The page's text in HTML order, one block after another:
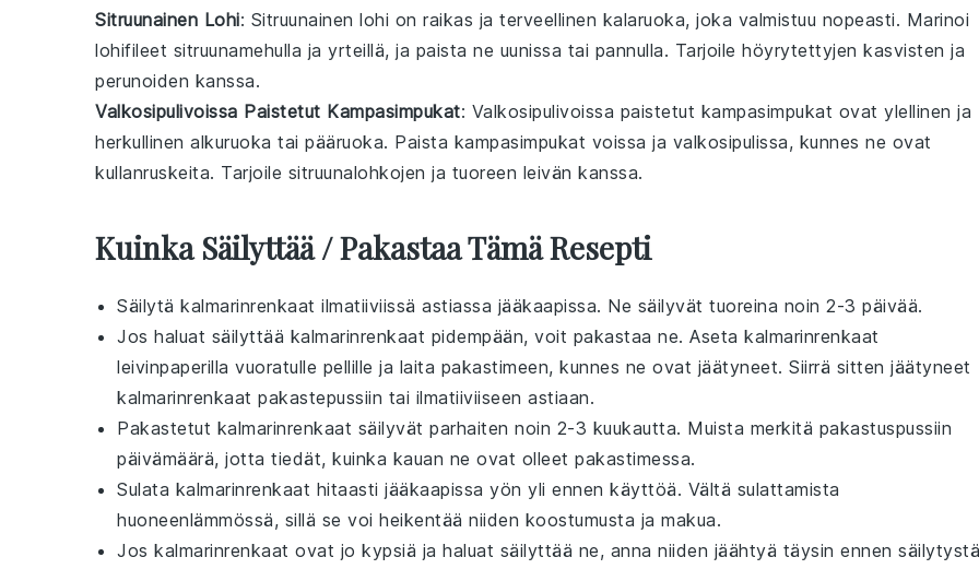
Sitruunainen Lohi: Sitruunainen lohi on raikas ja terveellinen kalaruoka, joka valmistuu nopeasti. Marinoi
lohifileet sitruunamehulla ja yrteillä, ja paista ne uunissa tai pannulla. Tarjoile höyrytettyjen kasvisten ja
perunoiden kanssa.
Valkosipulivoissa Paistetut Kampasimpukat: Valkosipulivoissa paistetut kampasimpukat ovat ylellinen ja
herkullinen alkuruoka tai pääruoka. Paista kampasimpukat voissa ja valkosipulissa, kunnes ne ovat
kullanruskeita. Tarjoile sitruunalohkojen ja tuoreen leivän kanssa.
Kuinka Säilyttää / Pakastaa Tämä Resepti
Säilytä kalmarinrenkaat ilmatiiviissä astiassa jääkaapissa. Ne säilyvät tuoreina noin 2-3 päivää.
Jos haluat säilyttää kalmarinrenkaat pidempään, voit pakastaa ne. Aseta kalmarinrenkaat
leivinpaperilla vuoratulle pellille ja laita pakastimeen, kunnes ne ovat jäätyneet. Siirrä sitten jäätyneet
kalmarinrenkaat pakastepussiin tai ilmatiiviiseen astiaan.
Pakastetut kalmarinrenkaat säilyvät parhaiten noin 2-3 kuukautta. Muista merkitä pakastuspussiin
päivämäärä, jotta tiedät, kuinka kauan ne ovat olleet pakastimessa.
Sulata kalmarinrenkaat hitaasti jääkaapissa yön yli ennen käyttöä. Vältä sulattamista
huoneenlämmössä, sillä se voi heikentää niiden koostumusta ja makua.
Jos kalmarinrenkaat ovat jo kypsiä ja haluat säilyttää ne, anna niiden jäähtyä täysin ennen